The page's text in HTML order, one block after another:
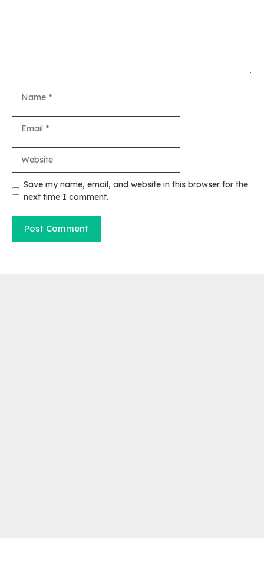
Save my name, email, and website in this browser for the
next time I comment.